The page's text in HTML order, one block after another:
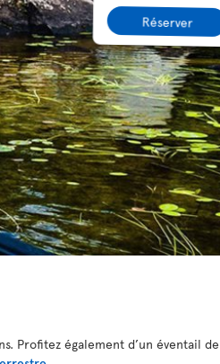
Réserver
Profitez également d’un éventail de